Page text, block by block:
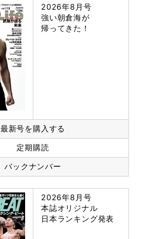
2026年8月号
強い朝倉海が
帰ってきた！
最新号を購入する
定期購読
バックナンバー
2026年8月号
本誌オリジナル
日本ランキング発表